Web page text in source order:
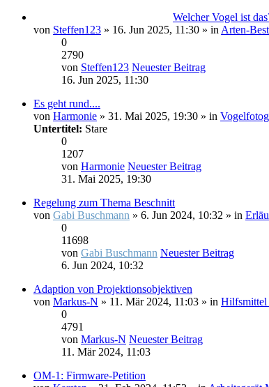
Welcher Vogel ist
von Steffen123 » 16. Jun 2025, 11:30 » in Arten-
0
2790
von Steffen123 Neuester Beitrag
16. Jun 2025, 11:30
Es geht rund....
von Harmonie » 31. Mai 2025, 19:30 » in
Untertitel: Stare
0
1207
von Harmonie Neuester Beitrag
31. Mai 2025, 19:30
Regelung zum Thema Beschnitt
von Gabi Buschmann » 6. Jun 2024, 10:32 » in
0
11698
von Gabi Buschmann Neuester Beitrag
6. Jun 2024, 10:32
Adaption von Projektionsobjektiven
von Markus-N » 11. Mär 2024, 11:03 » in Hilfsmittel
0
4791
von Markus-N Neuester Beitrag
11. Mär 2024, 11:03
OM-1: Firmware-Petition